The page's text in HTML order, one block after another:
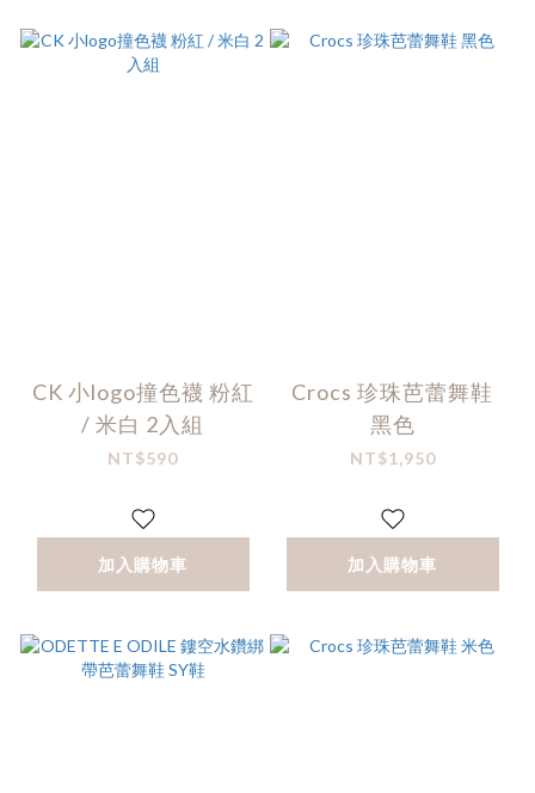
CK 小logo撞色襪 粉紅
/ 米白 2入組
NT$590
加入購物車
Crocs 珍珠芭蕾舞鞋
黑色
NT$1,950
加入購物車